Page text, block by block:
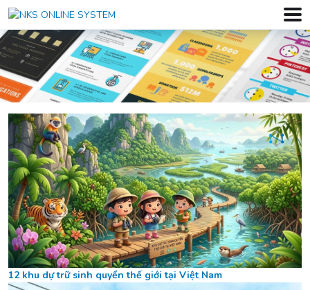
12 khu dự trữ sinh quyển thế giới tại Việt Nam